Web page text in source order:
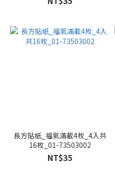
長方貼紙_福氣滿載4枚_4入共
16枚_01-73503002
NT$35